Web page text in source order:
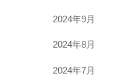
2024年9月
2024年8月
2024年7月